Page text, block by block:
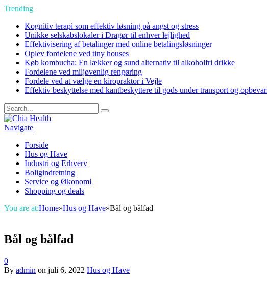
Trending
Kognitiv terapi som effektiv løsning på angst og stress
Unikke selskabslokaler i Dragør til enhver lejlighed
Effektivisering af betalinger med online betalingsløsninger
Oplev fordelene ved tiny houses
Køb kombucha: En lækker og sund alternativ til alkoholfri drikke
Fordelene ved miljøvenlig rengøring
Fordele ved at vælge en kiropraktor i Vejle
Effektiv beskyttelse med kantbeskyttere til gods under transport og
Navigate
Forside
Hus og Have
Industri og Erhverv
Boligindretning
Service og Økonomi
Shopping og deals
You are at:Home»Hus og Have»Bål og bålfad
Bål og bålfad
0
By admin on juli 6, 2022 Hus og Have